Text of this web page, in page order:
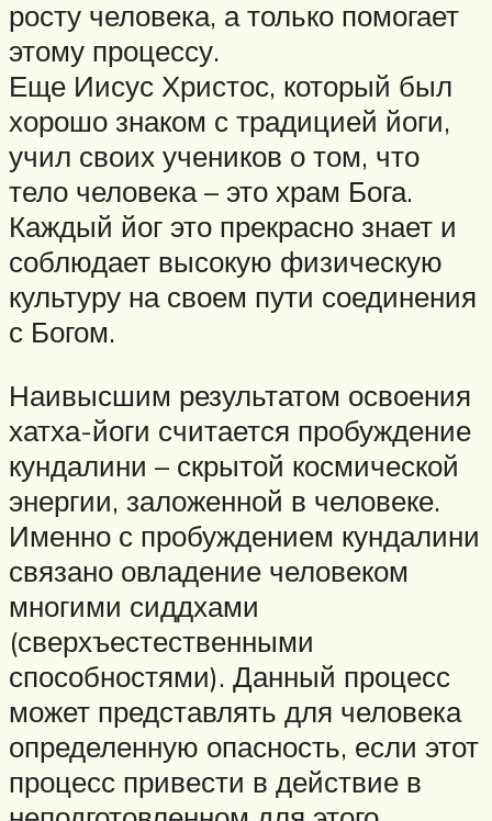
росту человека, а только помогает
этому процессу.
Еще Иисус Христос, который был
хорошо знаком с традицией йоги,
учил своих учеников о том, что
тело человека – это храм Бога.
Каждый йог это прекрасно знает и
соблюдает высокую физическую
культуру на своем пути соединения
с Богом.
Наивысшим результатом освоения
хатха-йоги считается пробуждение
кундалини – скрытой космической
энергии, заложенной в человеке.
Именно с пробуждением кундалини
связано овладение человеком
многими сиддхами
(сверхъестественными
способностями). Данный процесс
может представлять для человека
определенную опасность, если этот
процесс привести в действие в